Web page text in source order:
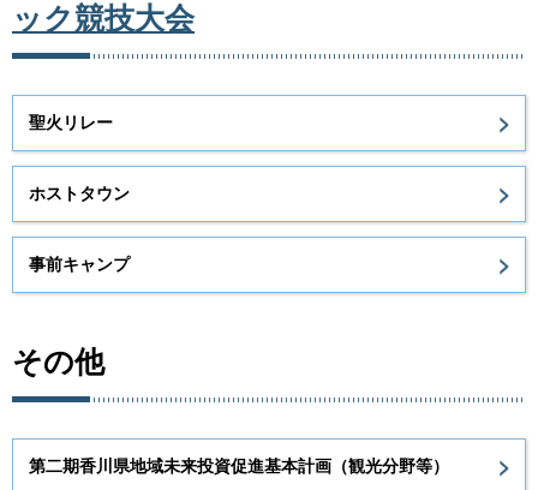
ック競技大会
聖火リレー
ホストタウン
事前キャンプ
その他
第二期香川県地域未来投資促進基本計画（観光分野等）